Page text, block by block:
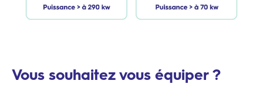
Vous souhaitez vous équiper ?